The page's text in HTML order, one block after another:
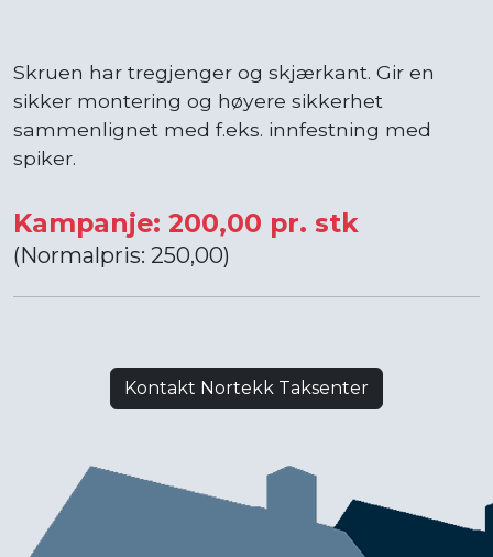
Skruen har tregjenger og skjærkant. Gir en
sikker montering og høyere sikkerhet
sammenlignet med f.eks. innfestning med
spiker.
Kampanje: 200,00 pr. stk
(Normalpris: 250,00)
Kontakt Nortekk Taksenter